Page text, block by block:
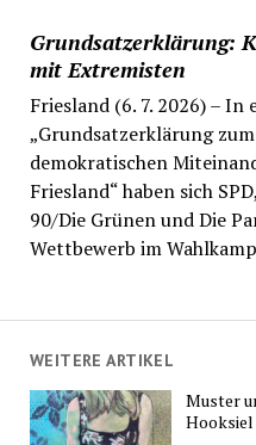
Grundsatzerklärung:
mit Extremisten
Friesland (6. 7. 2026) – In
„Grundsatzerklärung
demokratischen
Friesland“ haben sich
90/Die Grünen und Die
Wettbewerb im
WEITERE ARTIKEL
Muster
Hooksiel